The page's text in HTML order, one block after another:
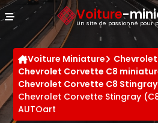
Voiture-
Un site de passionné pour
Voiture Miniature
Chevrolet Corvette C8
Chevrolet Corvette C8
Chevrolet Corvette Stingray
AUTOart
Panneau de gestion des cookies